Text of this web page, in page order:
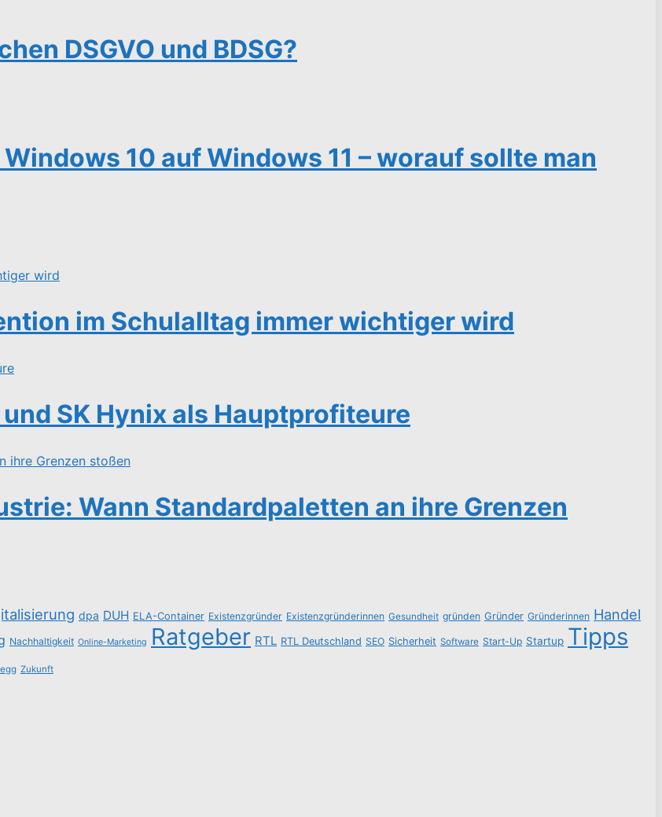
DSGVO und BDSG?
10 auf Windows 11 – worauf sollte man
im Schulalltag immer wichtiger wird
SK Hynix als Hauptprofiteure
Wann Standardpaletten an ihre Grenzen
dpa DUH ELA-Container Existenzgründer Existenzgründerinnen Gesundheit gründen Gründer Gründerinnen Handel
Nachhaltigkeit Online-Marketing Ratgeber RTL RTL Deutschland SEO Sicherheit Software Start-Up Startup Tipps
Zukunft